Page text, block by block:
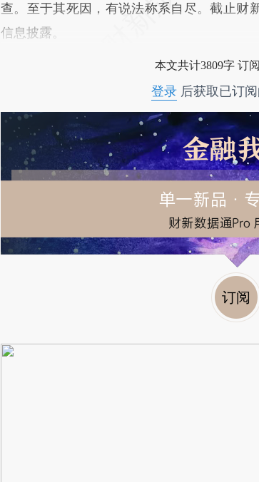
查。至于其死因，有说法称系自尽。截止财
信息披露。
本文共计3809字 订
登录后获取已订阅
订阅